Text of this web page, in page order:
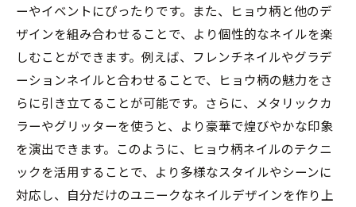
ーやイベントにぴったりです。また、ヒョウ柄と他のデ
ザインを組み合わせることで、より個性的なネイルを楽
しむことができます。例えば、フレンチネイルやグラデ
ーションネイルと合わせることで、ヒョウ柄の魅力をさ
らに引き立てることが可能です。さらに、メタリックカ
ラーやグリッターを使うと、より豪華で煌びやかな印象
を演出できます。このように、ヒョウ柄ネイルのテクニ
ックを活用することで、より多様なスタイルやシーンに
対応し、自分だけのユニークなネイルデザインを作り上